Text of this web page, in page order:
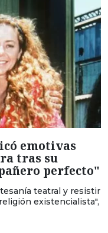
emotivas
tras su
perfecto"
teatral y resistir
existencialista",